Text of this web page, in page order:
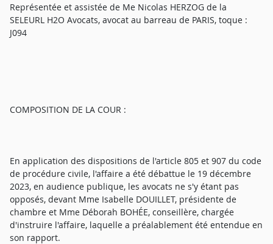
Représentée et assistée de Me Nicolas HERZOG de la
SELEURL H2O Avocats, avocat au barreau de PARIS, toque :
J094
COMPOSITION DE LA COUR :
En application des dispositions de l'article 805 et 907 du code
de procédure civile, l'affaire a été débattue le 19 décembre
2023, en audience publique, les avocats ne s'y étant pas
opposés, devant Mme Isabelle DOUILLET, présidente de
chambre et Mme Déborah BOHÉE, conseillère, chargée
d'instruire l'affaire, laquelle a préalablement été entendue en
son rapport.